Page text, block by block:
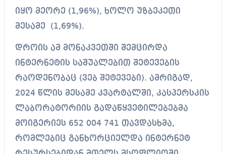
იყო მეორე (1,96%), ხოლო უზბეკეთი
მესამე (1,69%).
დროის ამ მონაკვეთში შემცირდა
ინტერნეტის საშუალებით შეტევების
რაოდენობაც (ვებ შეტევები). ამრიგად,
2024 წლის მესამე კვარტალში, კასპერსკის
ლაბორატორიის გადაწყვეტილებებმა
მოიგერიეს 652 004 741 თავდასხმა,
რომლებიც განხორციელდა ინტერნეტ